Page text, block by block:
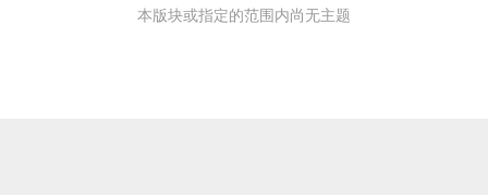
本版块或指定的范围内尚无主题